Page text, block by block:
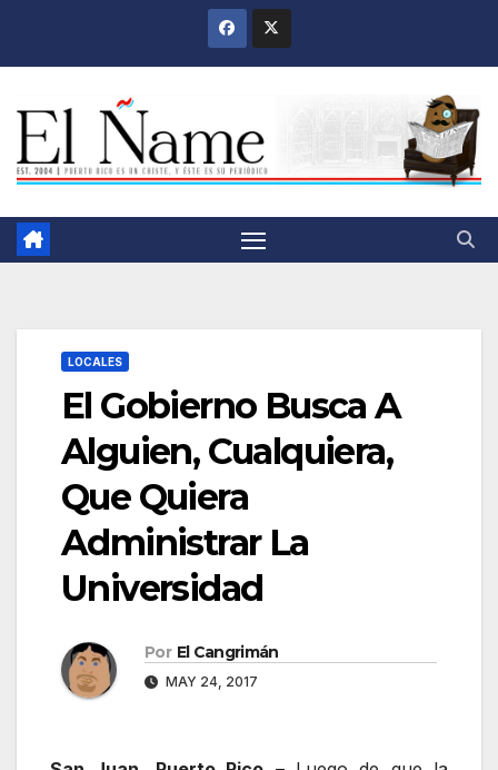
LOCALES
El Gobierno Busca A
Alguien, Cualquiera,
Que Quiera
Administrar La
Universidad
Por El Cangrimán
MAY 24, 2017